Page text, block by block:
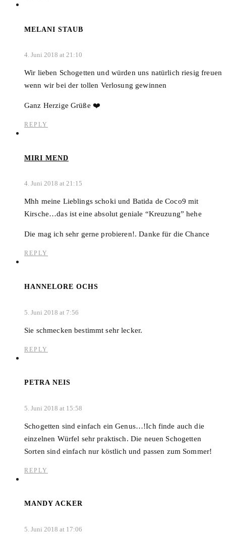
MELANI STAUB
4. Juni 2018 at 21:10
Wir lieben Schogetten und würden uns natürlich riesig freuen
wenn wir bei der tollen Verlosung gewinnen
Ganz Herzige Grüße ❤️
REPLY
MIRI MEND
4. Juni 2018 at 21:15
Mhh meine Lieblings schoki und Batida de Coco9 mit
Kirsche…das ist eine absolut geniale “Kreuzung” hehe
Die mag ich sehr gerne probieren!. Danke für die Chance
REPLY
HANNELORE OCHS
5. Juni 2018 at 7:56
Sie schmecken bestimmt sehr lecker.
REPLY
PETRA NEIS
5. Juni 2018 at 15:58
Schogetten sind einfach ein Genus…!Ich finde auch die
einzelnen Würfel sehr praktisch. Die neuen Schogetten
Sorten sind einfach nur köstlich und passen zum Sommer!
REPLY
MANDY ACKER
5. Juni 2018 at 17:06